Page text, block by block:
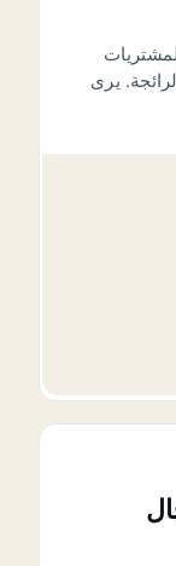
يرى